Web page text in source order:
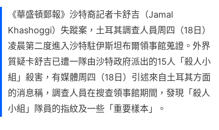
《華盛頓郵報》沙特裔記者卡舒吉（Jamal
Khashoggi）失蹤案，土耳其調查人員周四（18日）
凌晨第二度進入沙特駐伊斯坦布爾領事館蒐證。外界
質疑卡舒吉已遭一隊由沙特政府派出的15人「殺人小
組」殺害，有媒體周四（18日）引述來自土耳其方面
的消息稱，調查人員在搜查領事館期間，發現「殺人
小組」隊員的指紋及一些「重要樣本」。